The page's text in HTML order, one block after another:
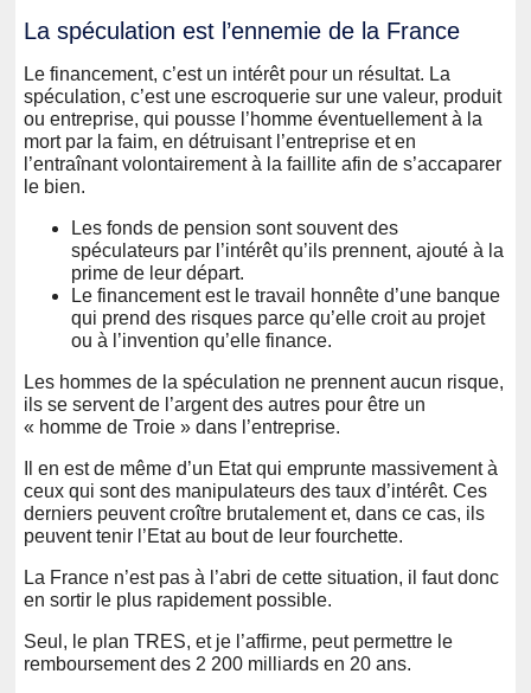
La spéculation est l’ennemie de la France
Le financement, c’est un intérêt pour un résultat. La
spéculation, c’est une escroquerie sur une valeur, produit
ou entreprise, qui pousse l’homme éventuellement à la
mort par la faim, en détruisant l’entreprise et en
l’entraînant volontairement à la faillite afin de s’accaparer
le bien.
Les fonds de pension sont souvent des
spéculateurs par l’intérêt qu’ils prennent, ajouté à la
prime de leur départ.
Le financement est le travail honnête d’une banque
qui prend des risques parce qu’elle croit au projet
ou à l’invention qu’elle finance.
Les hommes de la spéculation ne prennent aucun risque,
ils se servent de l’argent des autres pour être un
« homme de Troie » dans l’entreprise.
Il en est de même d’un Etat qui emprunte massivement à
ceux qui sont des manipulateurs des taux d’intérêt. Ces
derniers peuvent croître brutalement et, dans ce cas, ils
peuvent tenir l’Etat au bout de leur fourchette.
La France n’est pas à l’abri de cette situation, il faut donc
en sortir le plus rapidement possible.
Seul, le plan TRES, et je l’affirme, peut permettre le
remboursement des 2 200 milliards en 20 ans.